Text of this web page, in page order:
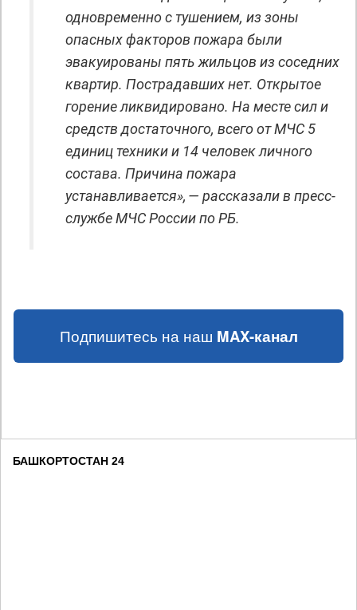
одновременно с тушением, из зоны
опасных факторов пожара были
эвакуированы пять жильцов из соседних
квартир. Пострадавших нет. Открытое
горение ликвидировано. На месте сил и
средств достаточного, всего от МЧС 5
единиц техники и 14 человек личного
состава. Причина пожара
устанавливается», — рассказали в пресс-
службе МЧС России по РБ.
Подпишитесь на наш MAX-канал
БАШКОРТОСТАН 24